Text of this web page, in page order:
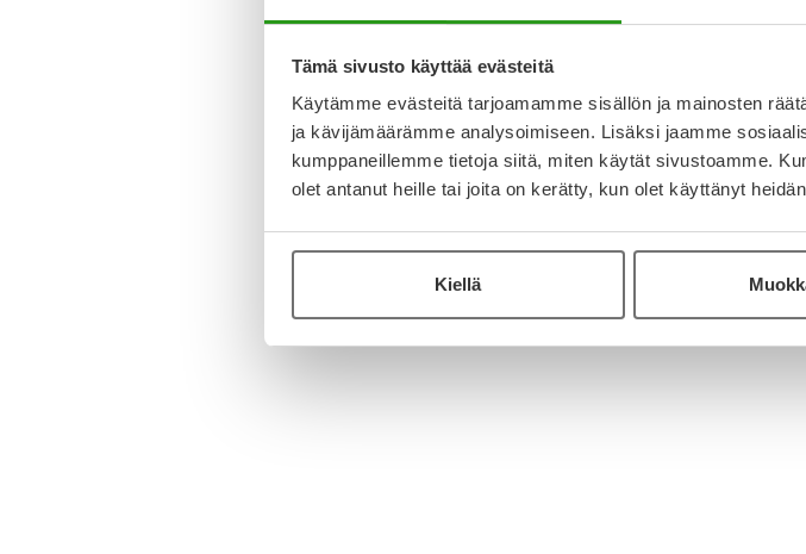
Tämä sivusto käyttää evästeitä
Käytämme evästeitä tarjoamamme sisällön ja mainosten
ja kävijämäärämme analysoimiseen. Lisäksi jaamme
kumppaneillemme tietoja siitä, miten käytät sivustoamme.
olet antanut heille tai joita on kerätty, kun olet käyttänyt
Kiellä